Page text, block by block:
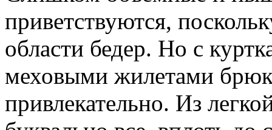
приветствуются,
области бедер. Но с
меховыми жилетами
привлекательно. Из